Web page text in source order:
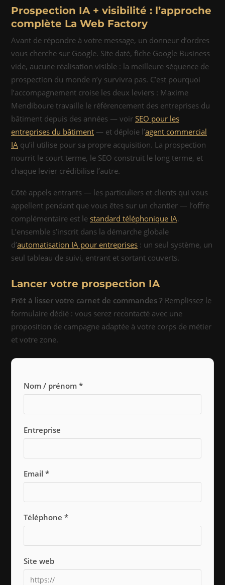
Prospection IA + visibilité : l’approche
complète La Web Factory
Avant de répondre à votre message, un donneur d’ordres
vous cherche sur Google. Site daté, fiche Google Business
vide, aucune réalisation visible : la meilleure séquence de
prospection du monde n’y survivra pas. C’est pourquoi
l’accompagnement croise les deux leviers : Maxime
Mendiboure travaille le référencement des entreprises du
bâtiment depuis des années — voir SEO pour les
entreprises du bâtiment — et déploie l’agent commercial
IA qu’il utilise pour sa propre acquisition. La prospection
nourrit le court terme, le SEO construit le long terme, et
chaque levier crédibilise l’autre.
Côté appels entrants — les particuliers et clients qui vous
appellent pendant que vous êtes sur un chantier — l’offre
complémentaire est le standard téléphonique IA.
L’ensemble s’inscrit dans la démarche globale
d’automatisation IA pour entreprises : un seul système, un
seul tableau de suivi, entrant et sortant couverts.
Lancer votre prospection IA
Prêt à lisser votre carnet de commandes ? Remplissez le
formulaire dédié : vous serez recontacté avec une
proposition de campagne adaptée à votre corps de métier
et votre zone.
Nom / prénom *
Entreprise
Email *
Téléphone *
Site web